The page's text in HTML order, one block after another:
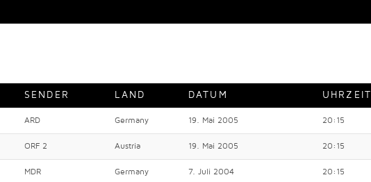
SENDER LAND DATUM UHRZEIT
ARD Germany 19. Mai 2005 20:15
ORF 2 Austria 19. Mai 2005 20:15
MDR Germany 7. Juli 2004 20:15